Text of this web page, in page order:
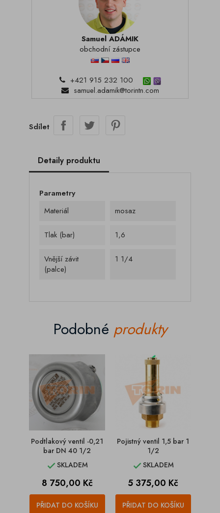
Samuel ADÁMIK
obchodní zástupce
+421 915 232 100
samuel.adamik@torintn.com
Sdílet
Detaily produktu
Parametry
Materiál
mosaz
Tlak (bar) 1,6
Vnější závit
(palce)
1 1/4
Podobné produkty
Podtlakový ventil -0,21
bar DN 40 1/2
SKLADEM
Cena
8 750,00 Kč
PŘIDAT DO KOŠÍKU
Pojistný ventil 1,5 bar 1
1/2
SKLADEM
Cena
5 375,00 Kč
PŘIDAT DO KOŠÍKU